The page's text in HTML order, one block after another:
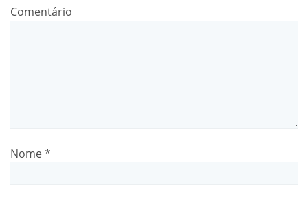
Comentário
Nome*